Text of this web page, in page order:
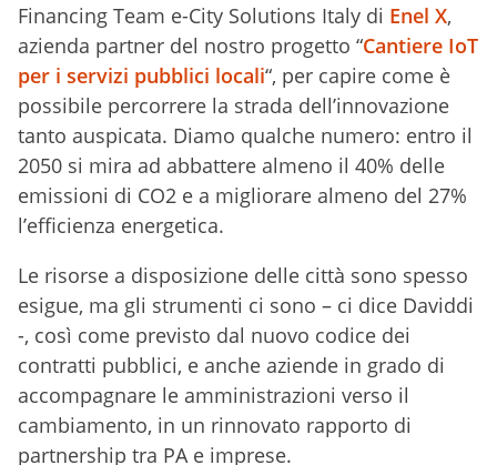
Financing Team e-City Solutions Italy di Enel X,
azienda partner del nostro progetto “Cantiere IoT
per i servizi pubblici locali“, per capire come è
possibile percorrere la strada dell’innovazione
tanto auspicata. Diamo qualche numero: entro il
2050 si mira ad abbattere almeno il 40% delle
emissioni di CO2 e a migliorare almeno del 27%
l’efficienza energetica.
Le risorse a disposizione delle città sono spesso
esigue, ma gli strumenti ci sono – ci dice Daviddi
-, così come previsto dal nuovo codice dei
contratti pubblici, e anche aziende in grado di
accompagnare le amministrazioni verso il
cambiamento, in un rinnovato rapporto di
partnership tra PA e imprese.